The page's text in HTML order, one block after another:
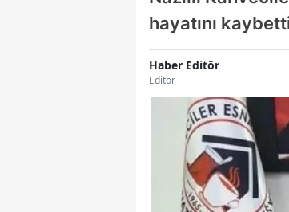
hayatını
Haber Editör
Editör